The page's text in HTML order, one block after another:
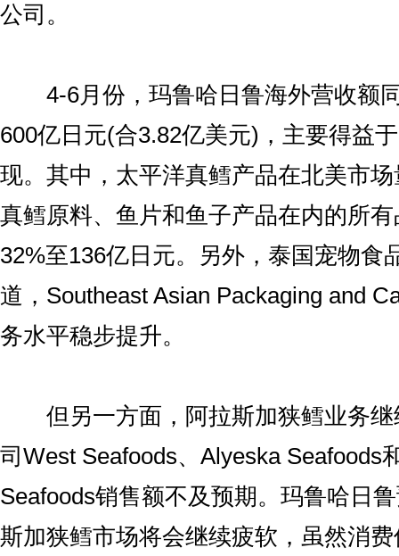
公司。
4-6月份，玛鲁哈日鲁海外营收额
600亿日元(合3.82亿美元)，主要得益
现。其中，太平洋真鳕产品在北美市
真鳕原料、鱼片和鱼子产品在内的所
32%至136亿日元。另外，泰国宠物食
道，Southeast Asian Packaging and
务水平稳步提升。
但另一方面，阿拉斯加狭鳕业务继
司West Seafoods、Alyeska Seafoods
Seafoods销售额不及预期。玛鲁哈日
斯加狭鳕市场将会继续疲软，虽然消